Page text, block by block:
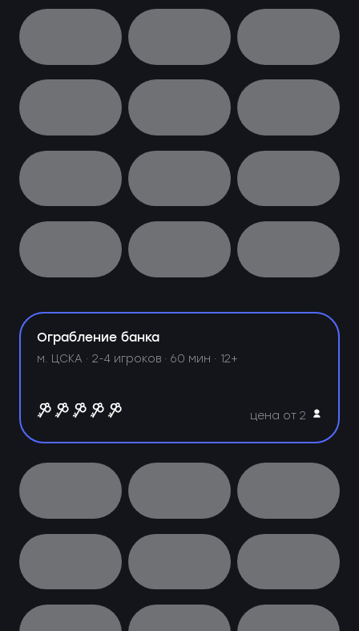
Ограбление банка
м. ЦСКА ·2-4 игроков · 60 мин · 12+
цена от 2